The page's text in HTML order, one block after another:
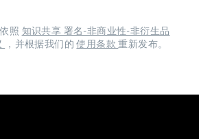
照 知识共享 署名-非商业性-非衍生品
，并根据我们的使用条款重新发布。